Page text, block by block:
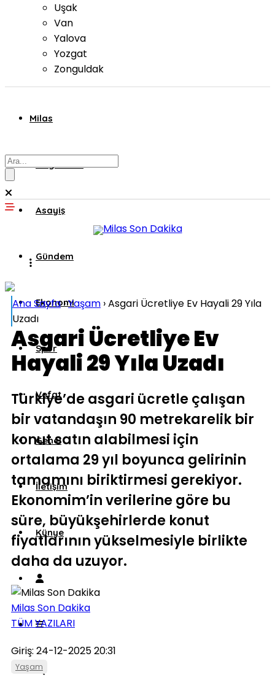
Uşak
Van
Yalova
Yozgat
Zonguldak
Milas
Muğla’dan
Asayiş
Gündem
Ekonomi
Spor
Vefat
Genel
İletişim
Künye
Ana Sayfa›Yaşam ›Asgari Ücretliye Ev Hayali 29 Yıla
Uzadı
Asgari Ücretliye Ev
Hayali 29 Yıla Uzadı
Türkiye’de asgari ücretle çalışan
bir vatandaşın 90 metrekarelik bir
konut satın alabilmesi için
ortalama 29 yıl boyunca gelirinin
tamamını biriktirmesi gerekiyor.
Ekonomim’in verilerine göre bu
süre, büyükşehirlerde konut
fiyatlarının yükselmesiyle birlikte
daha da uzuyor.
Milas Son Dakika
TÜM YAZILARI
Giriş: 24-12-2025 20:31
Yaşam